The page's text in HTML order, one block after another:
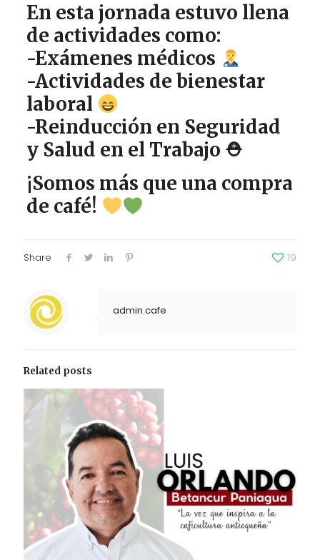
En esta jornada estuvo llena
de actividades como:
-Exámenes médicos
-Actividades de bienestar
laboral
-Reinducción en Seguridad
y Salud en el Trabajo ⛑
¡Somos más que una compra
de café!
Share 19
admin.cafe
Related posts